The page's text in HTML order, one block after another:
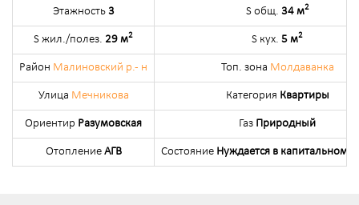
Этажность 3 S общ. 34 м2
S жил./полез. 29 м2 S кух. 5 м2
Район Малиновский р.- н Топ. зона Молдаванка
Улица Мечникова Категория Квартиры
Ориентир Разумовская Газ Природный
Отопление АГВ Состояние Нуждается в капитальном